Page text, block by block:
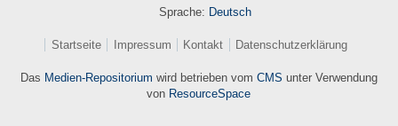
Sprache: Deutsch
Startseite Impressum Kontakt Datenschutzerklärung
Das Medien-Repositorium wird betrieben vom CMS unter Verwendung
von ResourceSpace